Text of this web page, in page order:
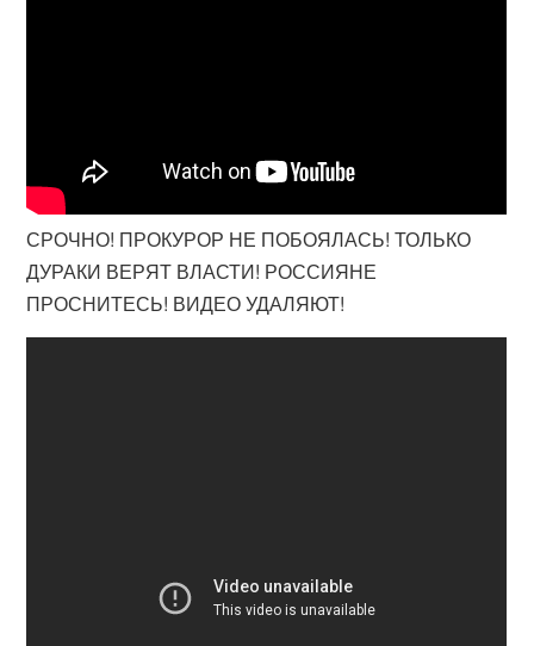
СРОЧНО! ПРОКУРОР НЕ ПОБОЯЛАСЬ! ТОЛЬКО
ДУРАКИ ВЕРЯТ ВЛАСТИ! РОССИЯНЕ
ПРОСНИТЕСЬ! ВИДЕО УДАЛЯЮТ!